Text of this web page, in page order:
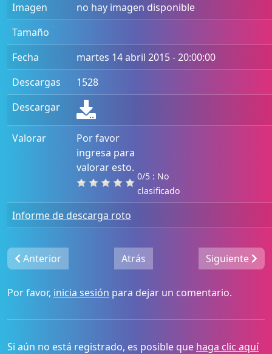
Imagen
no hay imagen disponible
Tamaño
Fecha
martes 14 abril 2015 - 20:00:00
Descargas
1528
Descargar
Valorar
Por favor
ingresa para
valorar esto.
0/5 : No
clasificado
Informe de descarga roto
Anterior Atrás Siguiente
Por favor, inicia sesión para dejar un comentario.
Si aún no está registrado, es posible que haga clic aquí